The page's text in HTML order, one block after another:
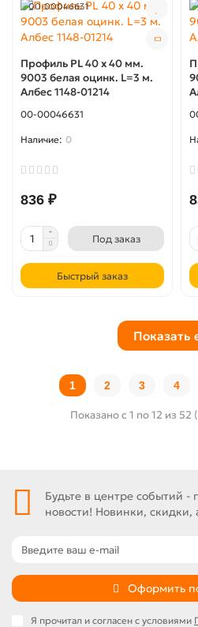
00-00046631
Профиль PL 40 x 40 мм.
9003 белая оцинк. L=3 м.
Албес 1148-01214
00-00046631
0
836 ₽
Под заказ
Быстрый заказ
Показать
1 2 3 4
Показано с 1 по 12 из 52
Будьте в центре событий
новости! Новинки, скидки,
Оформить
Я прочитал и согласен с условиями